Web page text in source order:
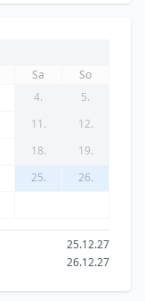
Sa
So
4.
5.
11.
12.
18.
19.
25.
26.
25.12.27
26.12.27